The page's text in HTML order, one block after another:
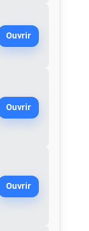
Ouvrir
Ouvrir
Ouvrir